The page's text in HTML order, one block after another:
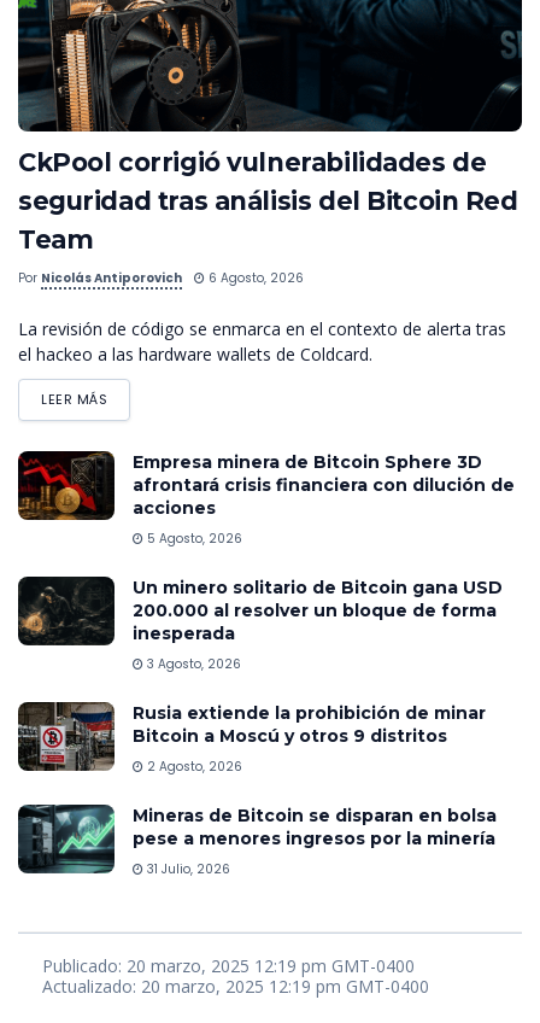
CkPool corrigió vulnerabilidades de
seguridad tras análisis del Bitcoin Red
Team
Por Nicolás Antiporovich 6 Agosto, 2026
La revisión de código se enmarca en el contexto de alerta tras
el hackeo a las hardware wallets de Coldcard.
LEER MÁS
Empresa minera de Bitcoin Sphere 3D
afrontará crisis financiera con dilución de
acciones
5 Agosto, 2026
Un minero solitario de Bitcoin gana USD
200.000 al resolver un bloque de forma
inesperada
3 Agosto, 2026
Rusia extiende la prohibición de minar
Bitcoin a Moscú y otros 9 distritos
2 Agosto, 2026
Mineras de Bitcoin se disparan en bolsa
pese a menores ingresos por la minería
31 Julio, 2026
Publicado: 20 marzo, 2025 12:19 pm GMT-0400
Actualizado: 20 marzo, 2025 12:19 pm GMT-0400